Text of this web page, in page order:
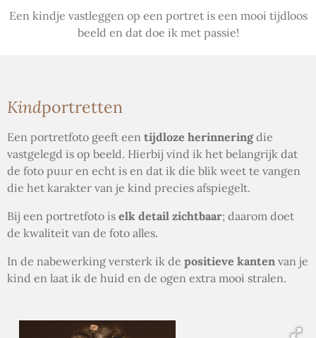
Een kindje vastleggen op een portret is een mooi tijdloos
beeld en dat doe ik met passie!
Kindportretten
Een portretfoto geeft een tijdloze herinneringdie
vastgelegd is op beeld. Hierbij vind ik het belangrijk dat
de foto puur en echt is en dat ik díe blik weet te vangen
die het karakter van je kind precies afspiegelt.
Bij een portretfoto is elk detail zichtbaar; daarom doet
de kwaliteit van de foto alles.
In de nabewerking versterk ik de positieve kanten van je
kind en laat ik de huid en de ogen extra mooi stralen.